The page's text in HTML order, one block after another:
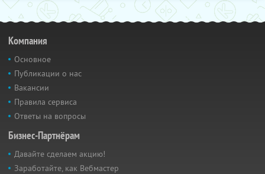
Компания
Основное
Публикации о нас
Вакансии
Правила сервиса
Ответы на вопросы
Бизнес-Партнёрам
Давайте сделаем акцию!
Заработайте, как Вебмастер